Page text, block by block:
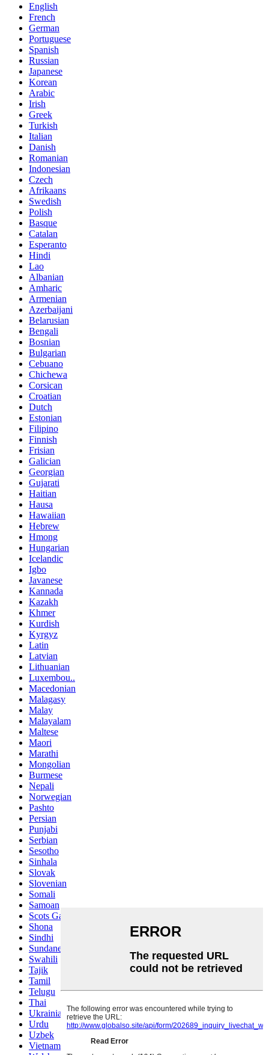
English
French
German
Portuguese
Spanish
Russian
Japanese
Korean
Arabic
Irish
Greek
Turkish
Italian
Danish
Romanian
Indonesian
Czech
Afrikaans
Swedish
Polish
Basque
Catalan
Esperanto
Hindi
Lao
Albanian
Amharic
Armenian
Azerbaijani
Belarusian
Bengali
Bosnian
Bulgarian
Cebuano
Chichewa
Corsican
Croatian
Dutch
Estonian
Filipino
Finnish
Frisian
Galician
Georgian
Gujarati
Haitian
Hausa
Hawaiian
Hebrew
Hmong
Hungarian
Icelandic
Igbo
Javanese
Kannada
Kazakh
Khmer
Kurdish
Kyrgyz
Latin
Latvian
Lithuanian
Luxembou..
Macedonian
Malagasy
Malay
Malayalam
Maltese
Maori
Marathi
Mongolian
Burmese
Nepali
Norwegian
Pashto
Persian
Punjabi
Serbian
Sesotho
Sinhala
Slovak
Slovenian
Somali
Samoan
Scots Gaelic
Shona
Sindhi
Sundanese
Swahili
Tajik
Tamil
Telugu
Thai
Ukrainian
Urdu
Uzbek
Vietnamese